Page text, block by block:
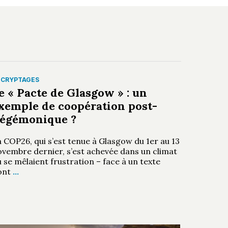
« Pacte de Glasgow » : un
de coopération post-
?
COP26, qui s’est tenue à Glasgow du 1er au 13
dernier, s’est achevée dans un climat
se mêlaient frustration – face à un texte
…